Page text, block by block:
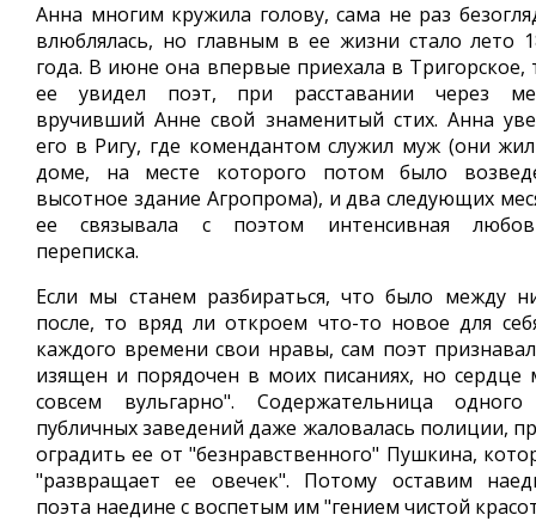
Анна многим кружила голову, сама не раз
влюблялась, но главным в ее жизни стало лето
года. В июне она впервые приехала в Тригорское,
ее увидел поэт, при расставании через
вручивший Анне свой знаменитый стих. Анна
его в Ригу, где комендантом служил муж (они
доме, на месте которого потом было
высотное здание Агропрома), и два следующих
ее связывала с поэтом интенсивная
переписка.
Если мы станем разбираться, что было между
после, то вряд ли откроем что-то новое для
каждого времени свои нравы, сам поэт
изящен и порядочен в моих писаниях, но сердце
совсем вульгарно". Содержательница
публичных заведений даже жаловалась полиции,
оградить ее от "безнравственного" Пушкина,
"развращает ее овечек". Потому оставим
поэта наедине с воспетым им "гением чистой